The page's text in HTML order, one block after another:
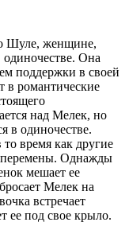
Шуле, женщине,
Она
поддержки в своей
в романтические
над Мелек, но
в одиночестве.
то время как другие
перемены. Однажды
мешает ее
Мелек на
встречает
ее под свое крыло.